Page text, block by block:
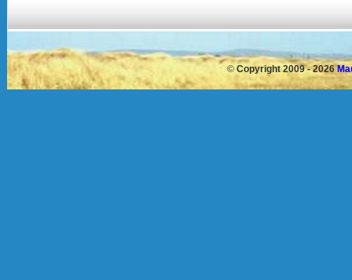
© Copyright 2009 - 2026